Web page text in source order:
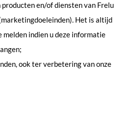
producten en/of diensten van Frelu
Het is altijd
melden indien u deze informatie
ook ter verbetering van onze